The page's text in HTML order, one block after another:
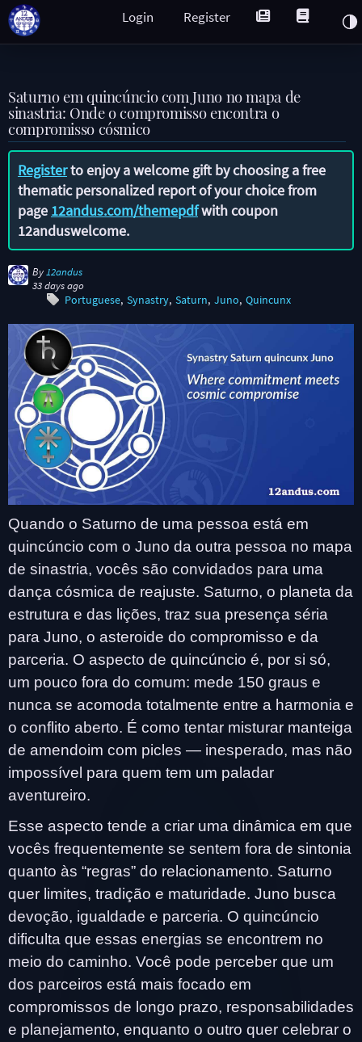
Register
Login
Saturno em quincúncio com Juno no mapa de
sinastria: Onde o compromisso encontra o
compromisso cósmico
Registerto enjoy a welcome gift by choosing a free
thematic personalized report of your choice from
page 12andus.com/themepdfwith coupon
12anduswelcome.
By 12andus
33 days ago
Portuguese Synastry Saturn Juno Quincunx
Quando o Saturno de uma pessoa está em
quincúncio com o Juno da outra pessoa no mapa
de sinastria, vocês são convidados para uma
dança cósmica de reajuste. Saturno, o planeta da
estrutura e das lições, traz sua presença séria
para Juno, o asteroide do compromisso e da
parceria. O aspecto de quincúncio é, por si só,
um pouco fora do comum: mede 150 graus e
nunca se acomoda totalmente entre a harmonia e
o conflito aberto. É como tentar misturar manteiga
de amendoim com picles — inesperado, mas não
impossível para quem tem um paladar
aventureiro.
Esse aspecto tende a criar uma dinâmica em que
vocês frequentemente se sentem fora de sintonia
quanto às “regras” do relacionamento. Saturno
quer limites, tradição e maturidade. Juno busca
devoção, igualdade e parceria. O quincúncio
dificulta que essas energias se encontrem no
meio do caminho. Você pode perceber que um
dos parceiros está mais focado em
compromissos de longo prazo, responsabilidades
e planejamento, enquanto o outro quer celebrar o